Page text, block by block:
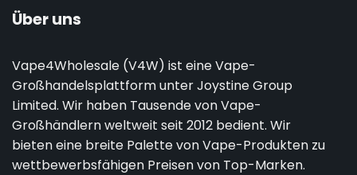
Über uns
Vape4Wholesale (V4W) ist eine Vape-
Großhandelsplattform unter Joystine Group
Limited. Wir haben Tausende von Vape-
Großhändlern weltweit seit 2012 bedient. Wir
bieten eine breite Palette von Vape-Produkten zu
wettbewerbsfähigen Preisen von Top-Marken.